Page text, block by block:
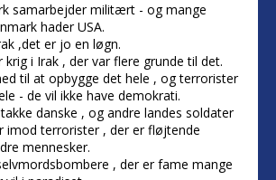
samarbejder militært - og mange
hader USA.
,det er jo en løgn.
krig i Irak , der var flere grunde til det.
til at opbygge det hele , og terrorister
- de vil ikke have demokrati.
danske , og andre landes soldater
terrorister , der er fløjtende
mennesker.
, der er fame mange